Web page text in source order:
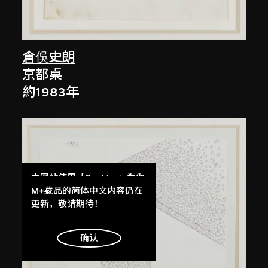
倉俁史朗
京都桌
約1983年
本网站使用「Cookies」为你
提供最好的网站体验。
了解更多
明白
M+藏品的简体中文内容仍在
更新，敬请期待！
确认